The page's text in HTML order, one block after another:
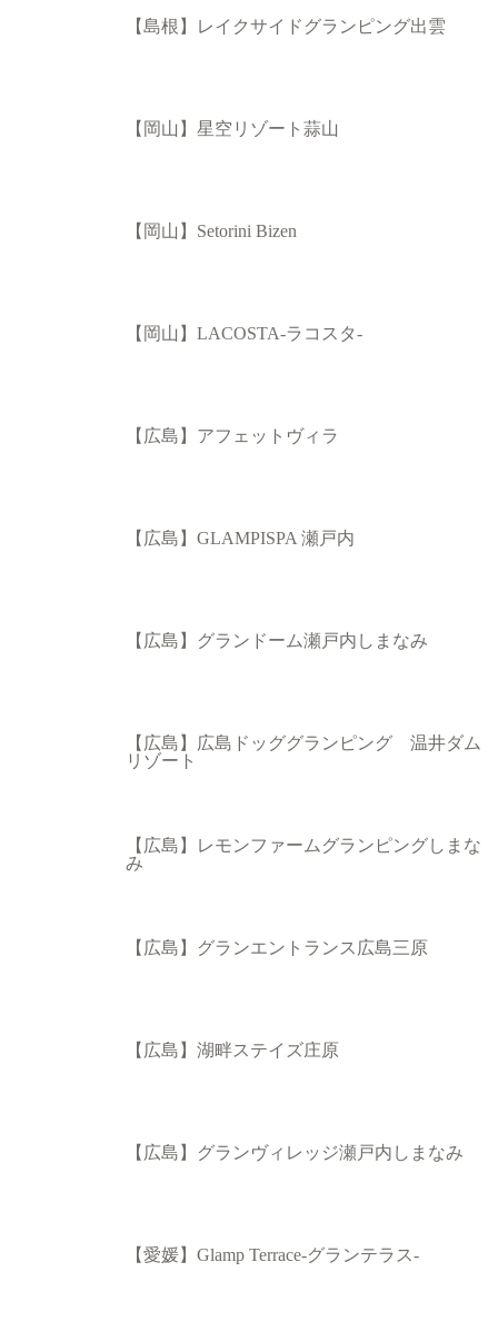
【島根】レイクサイドグランピング出雲
【岡山】星空リゾート蒜山
【岡山】Setorini Bizen
【岡山】LACOSTA-ラコスタ-
【広島】アフェットヴィラ
【広島】GLAMPISPA 瀬戸内
【広島】グランドーム瀬戸内しまなみ
【広島】広島ドッググランピング 温井ダム
リゾート
【広島】レモンファームグランピングしまな
み
【広島】グランエントランス広島三原
【広島】湖畔ステイズ庄原
【広島】グランヴィレッジ瀬戸内しまなみ
【愛媛】Glamp Terrace-グランテラス-